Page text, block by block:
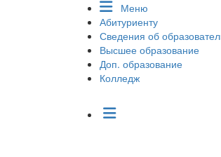
Меню
Абитуриенту
Сведения об
Высшее образование
Доп. образование
Колледж